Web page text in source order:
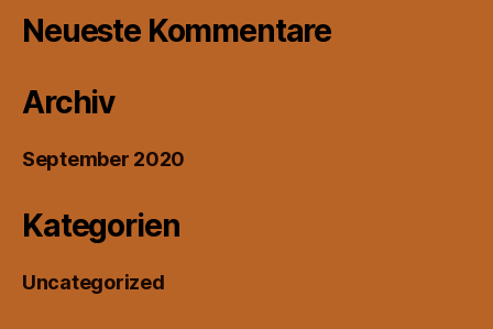
Neueste Kommentare
Archiv
September 2020
Kategorien
Uncategorized